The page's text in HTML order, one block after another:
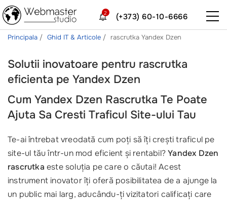
(+373) 60-10-6666
2
Principala Ghid IT & Articole rascrutka Yandex Dzen
Solutii inovatoare pentru rascrutka
eficienta pe Yandex Dzen
Cum Yandex Dzen Rascrutka Te Poate
Ajuta Sa Cresti Traficul Site-ului Tau
Te-ai întrebat vreodată cum poți să îți crești traficul pe
site-ul tău într-un mod eficient și rentabil?Yandex Dzen
rascrutka este soluția pe care o căutai! Acest
instrument inovator îți oferă posibilitatea de a ajunge la
un public mai larg, aducându-ți vizitatori calificați care